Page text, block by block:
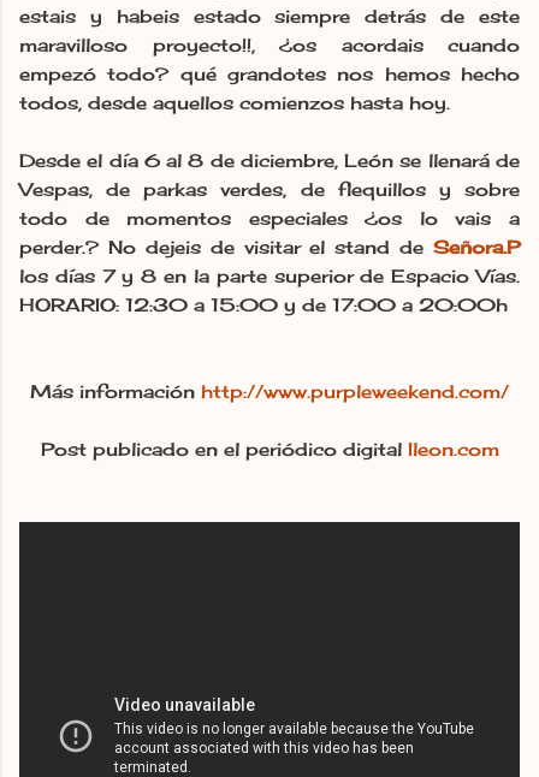
estais y habeis estado siempre detrás de este
maravilloso proyecto!!, ¿os acordais cuando
empezó todo? qué grandotes nos hemos hecho
todos, desde aquellos comienzos hasta hoy.
Desde el día 6 al 8 de diciembre, León se llenará de
Vespas, de parkas verdes, de flequillos y sobre
todo de momentos especiales ¿os lo vais a
perder.? No dejeis de visitar el stand de Señora.P
los días 7 y 8 en la parte superior de Espacio Vías.
HORARIO: 12:30 a 15:00 y de 17:00 a 20:00h
Más información http://www.purpleweekend.com/
Post publicado en el periódico digital Ileon.com